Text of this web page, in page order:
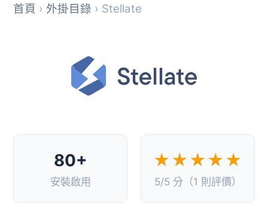
首頁 › 外掛目錄 › Stellate
80+
安裝啟用
★★★★★
5/5 分（1 則評價）